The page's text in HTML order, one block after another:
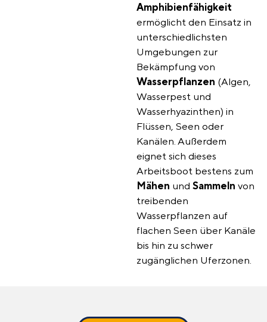
Amphibienfähigkeit
ermöglicht den Einsatz in
unterschiedlichsten
Umgebungen zur
Bekämpfung von
Wasserpflanzen (Algen,
Wasserpest und
Wasserhyazinthen) in
Flüssen, Seen oder
Kanälen. Außerdem
eignet sich dieses
Arbeitsboot bestens zum
Mähen undSammeln von
treibenden
Wasserpflanzen auf
flachen Seen über Kanäle
bis hin zu schwer
zugänglichen Uferzonen.